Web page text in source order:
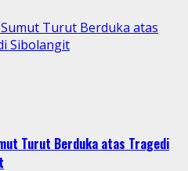
Turut Berduka atas
Sibolangit
Turut Berduka atas Tragedi